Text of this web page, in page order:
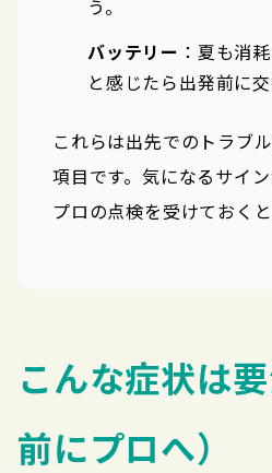
う。
バッテリー ：夏も消
と感じたら出発前に交
これらは出先でのトラブ
項目です。気になるサイ
プロの点検を受けておく
こんな症状は
前にプロへ）